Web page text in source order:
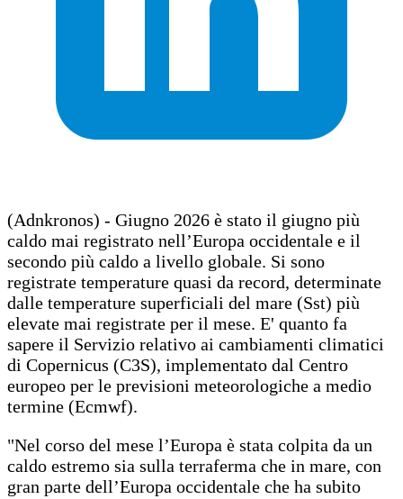
(Adnkronos) - Giugno 2026 è stato il giugno più
caldo mai registrato nell’Europa occidentale e il
secondo più caldo a livello globale. Si sono
registrate temperature quasi da record, determinate
dalle temperature superficiali del mare (Sst) più
elevate mai registrate per il mese. E' quanto fa
sapere il Servizio relativo ai cambiamenti climatici
di Copernicus (C3S), implementato dal Centro
europeo per le previsioni meteorologiche a medio
termine (Ecmwf).
"Nel corso del mese l’Europa è stata colpita da un
caldo estremo sia sulla terraferma che in mare, con
gran parte dell’Europa occidentale che ha subito